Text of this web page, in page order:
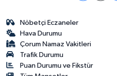
Nöbetçi Eczaneler
Hava Durumu
Çorum Namaz Vakitleri
Trafik Durumu
Puan Durumu ve Fikstür